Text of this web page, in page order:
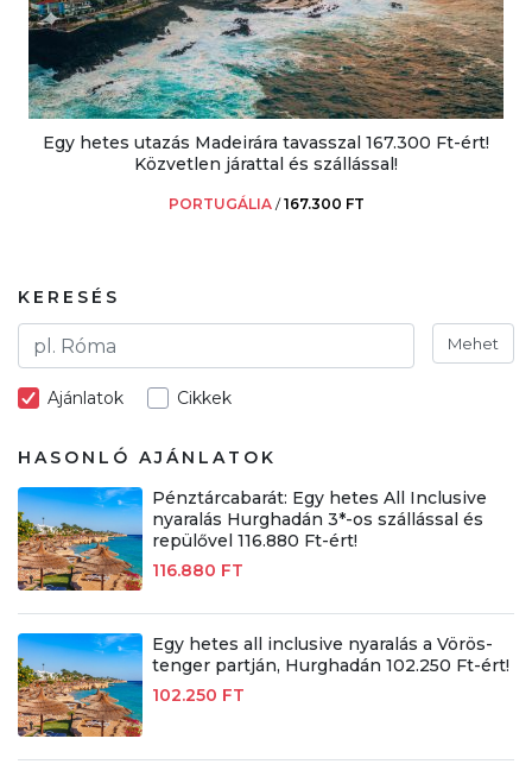
Egy hetes utazás Madeirára tavasszal 167.300 Ft-ért!
Közvetlen járattal és szállással!
PORTUGÁLIA /167.300 FT
KERESÉS
Mehet
Ajánlatok Cikkek
HASONLÓ AJÁNLATOK
Pénztárcabarát: Egy hetes All Inclusive
nyaralás Hurghadán 3*-os szállással és
repülővel 116.880 Ft-ért!
116.880 FT
Egy hetes all inclusive nyaralás a Vörös-
tenger partján, Hurghadán 102.250 Ft-ért!
102.250 FT